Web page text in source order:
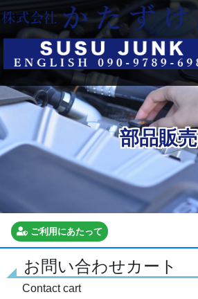
部品販売
ご利用にあたって
お問い合わせカート
Contact cart